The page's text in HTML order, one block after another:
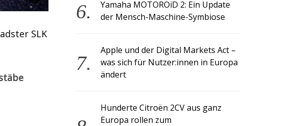
SLK
Yamaha MOTOROiD 2: Ein Update
der Mensch-Maschine-Symbiose
Apple und der Digital Markets Act –
was sich für Nutzer:innen in Europa
ändert
Hunderte Citroën 2CV aus ganz
Europa rollen zum